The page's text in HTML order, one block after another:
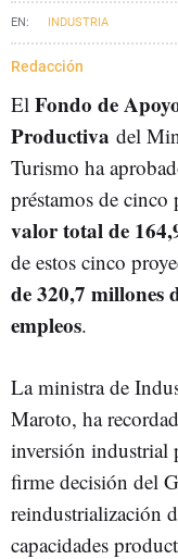
INDUSTRIA
Redacción
El Fondo de
Productiva del
Turismo ha
préstamos de cinco
valor total de
de estos cinco
de 320,7 millones
empleos.
La ministra de
Maroto, ha
inversión industrial
firme decisión del
reindustrialización
capacidades